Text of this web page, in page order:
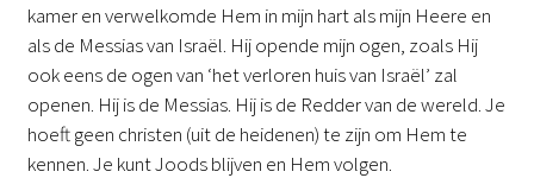
kamer en verwelkomde Hem in mijn hart als mijn Heere en
als de Messias van Israël. Hij opende mijn ogen, zoals Hij
ook eens de ogen van ‘het verloren huis van Israël’ zal
openen. Hij is de Messias. Hij is de Redder van de wereld. Je
hoeft geen christen (uit de heidenen) te zijn om Hem te
kennen. Je kunt Joods blijven en Hem volgen.